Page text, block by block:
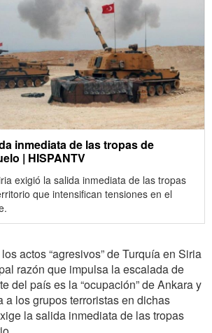
inmediata de las tropas de
| HISPANTV
exigió la salida inmediata de las tropas
que intensifican tensiones en el
actos “agresivos” de Turquía en Siria
razón que impulsa la escalada de
del país es la “ocupación” de Ankara y
a los grupos terroristas en dichas
la salida inmediata de las tropas